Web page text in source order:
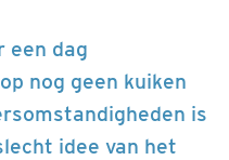
een dag
nog geen kuiken
is
idee van het